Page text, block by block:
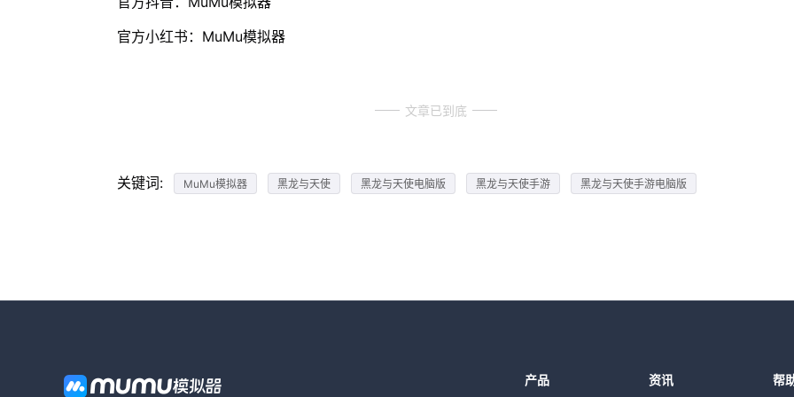
官方小红书：MuMu模拟器
文章已到底
关键词: MuMu模拟器 黑龙与天使 黑龙与天使电脑版 黑龙与天使手游 黑龙与天使手游电脑版
产品 资讯 帮